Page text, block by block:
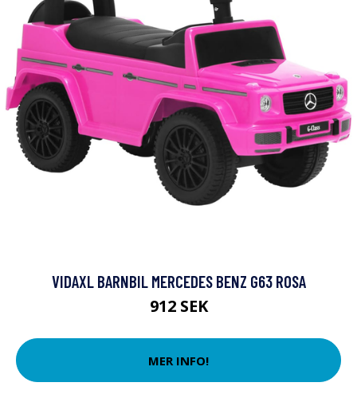
VIDAXL BARNBIL MERCEDES BENZ G63 ROSA
912 SEK
MER INFO!